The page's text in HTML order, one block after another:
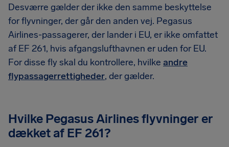
Desværre gælder der ikke den samme beskyttelse
for flyvninger, der går den anden vej. Pegasus
Airlines-passagerer, der lander i EU, er ikke omfattet
af EF 261, hvis afgangslufthavnen er uden for EU.
For disse fly skal du kontrollere, hvilke andre
flypassagerrettigheder, der gælder.
Hvilke Pegasus Airlines flyvninger er
dækket af EF 261?